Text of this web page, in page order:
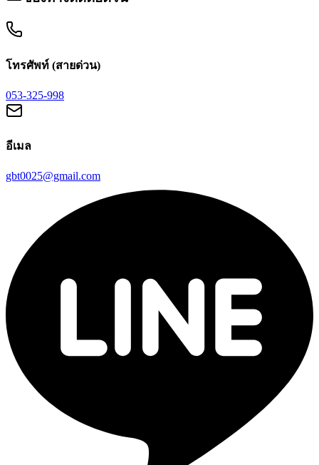
โทรศัพท์ (สายด่วน)
053-325-998
อีเมล
gbt0025@gmail.com